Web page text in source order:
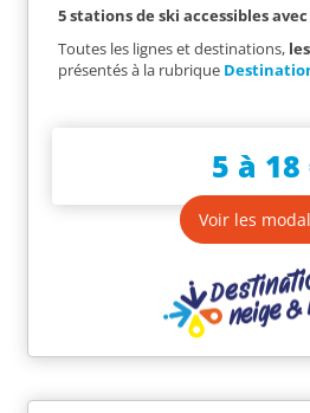
5 stations de ski accessibles avec
Toutes les lignes et destinations,
présentés à la rubrique
5 à 18
Voir les